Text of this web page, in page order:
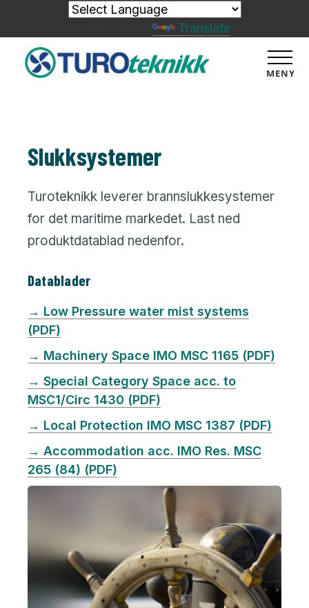
MENY
Slukksystemer
Turoteknikk leverer brannslukkesystemer
for det maritime markedet. Last ned
produktdatablad nedenfor.
Datablader
→ Low Pressure water mist systems
(PDF)
→ Machinery Space IMO MSC 1165 (PDF)
→ Special Category Space acc. to
MSC1/Circ 1430 (PDF)
→ Local Protection IMO MSC 1387 (PDF)
→ Accommodation acc. IMO Res. MSC
265 (84) (PDF)
Translate